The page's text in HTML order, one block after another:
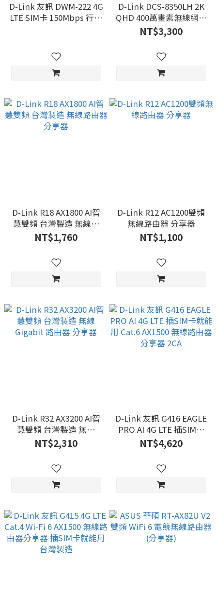
D-Link 友訊 DWM-222 4G
LTE SIM卡 150Mbps 行動
D-Link DCS-8350LH 2K
QHD 400萬畫素無線網路
攝影機/監視器 IP CAM
NT$3,300
D-Link R18 AX1800 AI智
慧雙頻 台灣製造 無線路
由器 分享器
NT$1,760
D-Link R12 AC1200雙頻
無線路由器 分享器
NT$1,100
D-Link R32 AX3200 AI智
慧雙頻 台灣製造 無線
Gigabit 路由器 分享器
NT$2,310
D-Link 友訊 G416 EAGLE
PRO AI 4G LTE 插SIM卡
就能用 Cat.6 AX1500 無線
路由器分享器 2CA
NT$4,620